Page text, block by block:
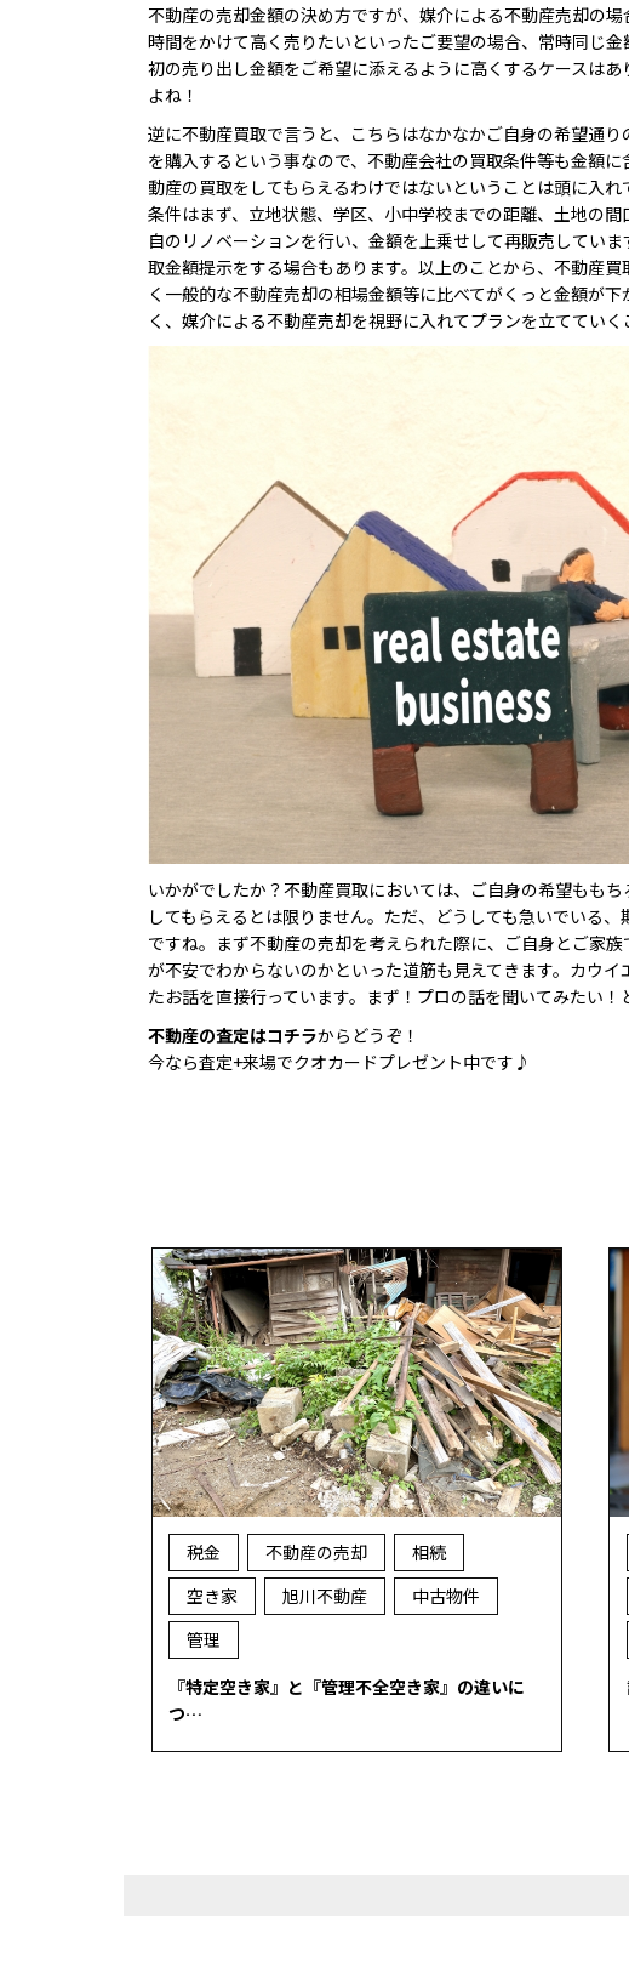
不動産の売却金額の決め方ですが、媒介による不動産売却の
時間をかけて高く売りたいといったご要望の場合、常時同じ
初の売り出し金額をご希望に添えるように高くするケースは
よね！
逆に不動産買取で言うと、こちらはなかなかご自身の希望通
を購入するという事なので、不動産会社の買取条件等も金額
動産の買取をしてもらえるわけではないということは頭に入
条件はまず、立地状態、学区、小中学校までの距離、土地の
自のリノベーションを行い、金額を上乗せして再販売してい
取金額提示をする場合もあります。以上のことから、不動産
く一般的な不動産売却の相場金額等に比べてがくっと金額が
く、媒介による不動産売却を視野に入れてプランを立てていく
いかがでしたか？不動産買取においては、ご自身の希望もも
してもらえるとは限りません。ただ、どうしても急いでいる
ですね。まず不動産の売却を考えられた際に、ご自身とご家
が不安でわからないのかといった道筋も見えてきます。カウ
たお話を直接行っています。まず！プロの話を聞いてみたい
不動産の査定はコチラからどうぞ！
今なら査定+来場でクオカードプレゼント中です♪
税金 不動産の売却
相続
空き家
旭川不動産
中古物件
管理
『特定空き家』と『管理不全空き家』の違いに
つ…